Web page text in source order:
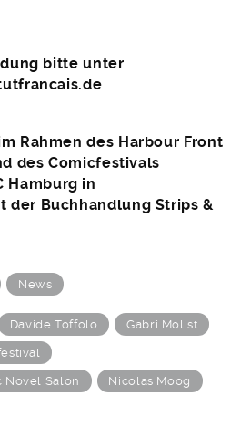
bitte unter
Rahmen des Harbour Front
des Comicfestivals
Hamburg in
der Buchhandlung Strips &
News
Davide Toffolo Gabri Molist
Novel Salon Nicolas Moog